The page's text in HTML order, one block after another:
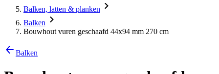
Balken, latten & planken
Balken
Bouwhout vuren geschaafd 44x94 mm 270 cm
Balken